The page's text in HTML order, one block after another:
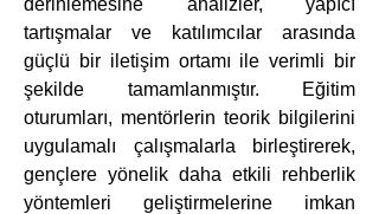
derinlemesine analizler, yapıcı
tartışmalar ve katılımcılar arasında
güçlü bir iletişim ortamı ile verimli bir
şekilde tamamlanmıştır. Eğitim
oturumları, mentörlerin teorik bilgilerini
uygulamalı çalışmalarla birleştirerek,
gençlere yönelik daha etkili rehberlik
yöntemleri geliştirmelerine imkan